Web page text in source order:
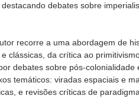
debates sobre
recorre a uma abordagem de
clássicas, da crítica ao
debates sobre pós-
temáticos: viradas espaciais e
e revisões críticas de